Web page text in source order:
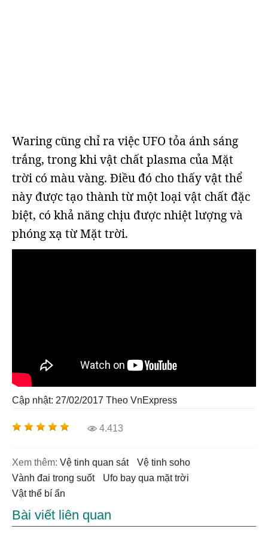
Waring cũng chỉ ra việc UFO tỏa ánh sáng
trắng, trong khi vật chất plasma của Mặt
trời có màu vàng. Điều đó cho thấy vật thể
này được tạo thành từ một loại vật chất đặc
biệt, có khả năng chịu được nhiệt lượng và
phóng xạ từ Mặt trời.
Cập nhật: 27/02/2017 Theo VnExpress
4.413
Xem thêm: vệ tinh quan sát
vệ tinh soho
vành đai trong suốt
ufo bay qua mặt trời
vật thể bí ẩn
Bài viết liên quan